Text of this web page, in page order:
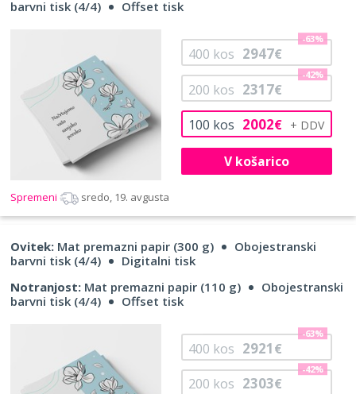
barvni tisk (4/4)
Offset tisk
100 kos 2002€
200 kos 2317€
-42%
400 kos 2947€
-63%
V košarico
Spremeni sredo, 19. avgusta
Ovitek: Mat premazni papir (300 g)
Obojestranski
barvni tisk (4/4)
Digitalni tisk
Notranjost: Mat premazni papir (110 g)
Obojestranski
barvni tisk (4/4)
Offset tisk
200 kos 2303€
-42%
400 kos 2921€
-63%